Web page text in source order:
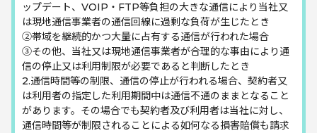
490 円 530 円 860円 1,120円
クロアチア
300MB 500MB 1GB 無制限
580円 610円 860円 1,120円
サンマリノ
ップデート、VOIP・FTP等負担の大きな通信により当社又
は現地通信事業者の通信回線に過剰な負荷が生じたとき
②帯域を継続的かつ大量に占有する通信が行われた場合
③その他、当社又は現地通信事業者が合理的な事由により通
信の停止又は利用制限が必要であると判断したとき
2.通信時間等の制限、通信の停止が行われる場合、契約者又
は利用者の指定した利用期間中は通信不通のままとなること
があります。その場合でも契約者及び利用者は当社に対し、
通信時間等が制限されることによる如何なる損害賠償も請求